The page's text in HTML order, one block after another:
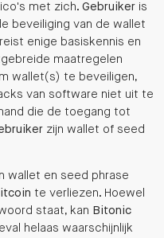
met zich. Gebruikeris
beveiliging van de wallet
enige basiskennis en
maatregelen
wallet(s) te beveiligen,
van software niet uit te
die de toegang tot
zijn wallet of seed
wallet en seed phrase
te verliezen. Hoewel
staat, kan Bitonic
helaas waarschijnlijk